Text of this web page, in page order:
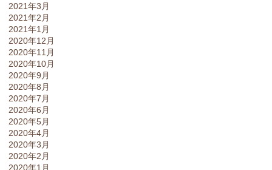
2021年3月
2021年2月
2021年1月
2020年12月
2020年11月
2020年10月
2020年9月
2020年8月
2020年7月
2020年6月
2020年5月
2020年4月
2020年3月
2020年2月
2020年1月